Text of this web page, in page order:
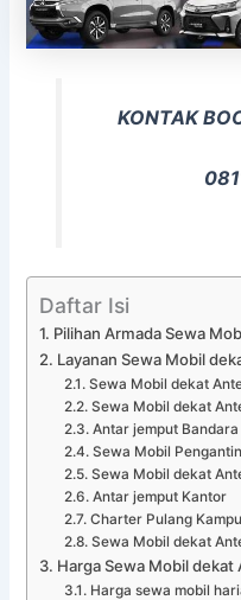
KONTAK
Daftar Isi
Pilihan Armada Sewa
Layanan Sewa Mobil
Sewa Mobil dekat
Sewa Mobil dekat
Antar jemput Bandara
Sewa Mobil Pengantin
Sewa Mobil dekat
Antar jemput Kantor
Charter Pulang
Sewa Mobil dekat
Harga Sewa Mobil
Harga sewa mobil